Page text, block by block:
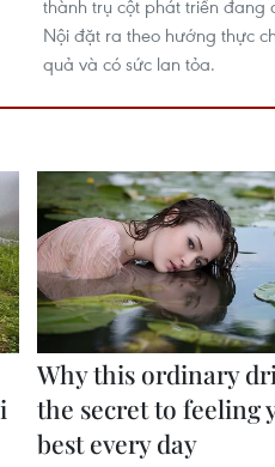
thành trụ cột phát triển đang
Nội đặt ra theo hướng thực
quả và có sức lan tỏa.